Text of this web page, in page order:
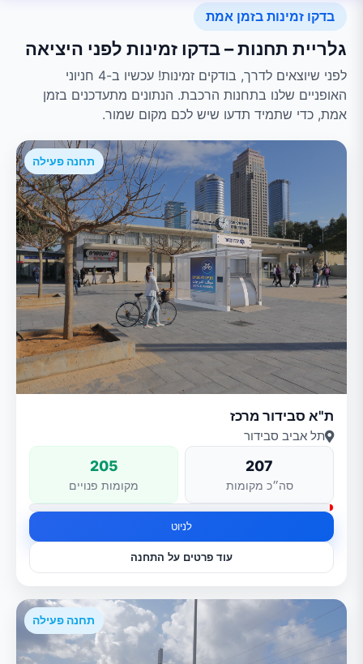
בדקו זמינות בזמן אמת
גלריית תחנות – בדקו זמינות לפני היציאה
לפני שיוצאים לדרך, בודקים זמינות! עכשיו ב-4 חניוני
האופניים שלנו בתחנות הרכבת. הנתונים מתעדכנים בזמן
אמת, כדי שתמיד תדעו שיש לכם מקום שמור.
תחנה פעילה
ת"א סבידור מרכז
תל אביב סבידור
207
סה״כ מקומות
205
מקומות פנויים
לניוט
עוד פרטים על התחנה
תחנה פעילה